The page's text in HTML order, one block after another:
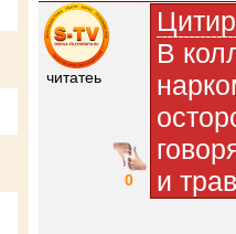
читатеь
0
В
и